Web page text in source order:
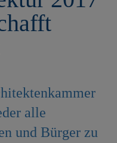
alle
und Bürger zu